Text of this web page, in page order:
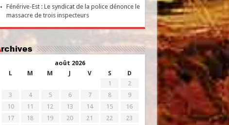
Fénérive-Est : Le syndicat de la police dénonce le
massacre de trois inspecteurs
Archives
août 2026
L
M M J V S D
1
2
3
4 5 6 7 8
9
10
11 12 13 14 15
16
17
18 19 20 21 22
23